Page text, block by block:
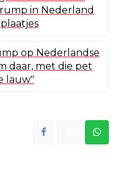
in Nederland
op Nederlandse
daar, met die pet
lauw"